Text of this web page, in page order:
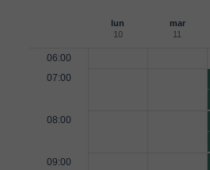
lun
10
mar
11
06:00
07:00
08:00
09:00